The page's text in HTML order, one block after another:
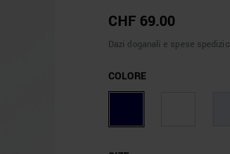
CHF 69.00
Dazi doganali e spese
COLORE